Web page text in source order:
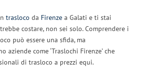
trasloco da Firenze a Galati e ti stai
costare, non sei solo. Comprendere i
può essere una sfida, ma
aziende come ‘Traslochi Firenze’ che
di trasloco a prezzi equi.